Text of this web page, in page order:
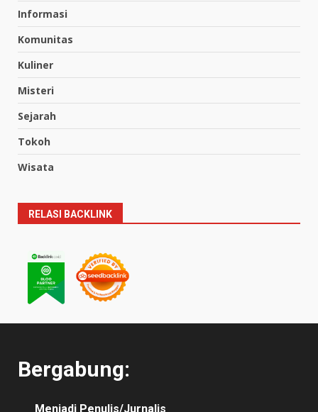
Informasi
Komunitas
Kuliner
Misteri
Sejarah
Tokoh
Wisata
RELASI BACKLINK
Bergabung:
Menjadi Penulis/Jurnalis